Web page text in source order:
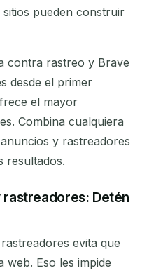
pueden construir
contra rastreo y Brave
desde el primer
el mayor
Combina cualquiera
y rastreadores
resultados.
Detén
evita que
Eso les impide